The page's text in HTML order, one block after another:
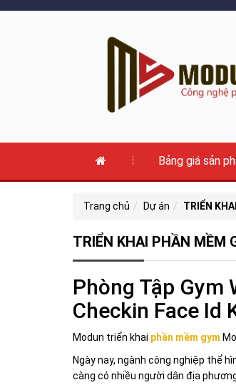
Bảng giá sản
Trang chủ Dự án TRIỂN
TRIỂN KHAI PHẦN MỀM
Phòng Tập Gym
Checkin Face Id
Modun triển khai phần mềm gym
Ngày nay, ngành công nghiệp thể
càng có nhiều người dân địa